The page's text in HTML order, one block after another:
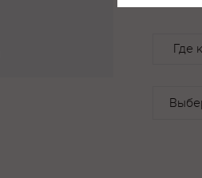
Где